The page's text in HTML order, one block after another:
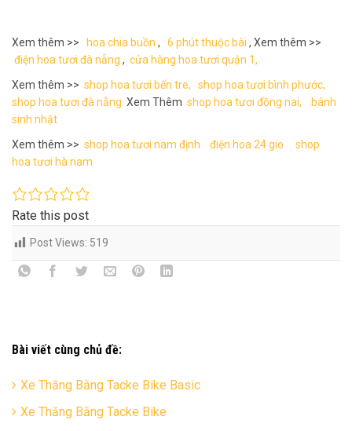
Xem thêm >> hoa chia buồn , 6 phút thuộc bài , Xem thêm >>
điện hoa tươi đà nẵng , cửa hàng hoa tươi quận 1,
Xem thêm >> shop hoa tươi bến tre,
shop hoa tươi bình phước,
shop hoa tươi đà nẵng Xem Thêm shop hoa tươi đồng nai,
bánh
sinh nhật
Xem thêm >> shop hoa tươi nam định điện hoa 24 gio
shop
hoa tươi hà nam
Rate this post
Post Views: 519
Bài viết cùng chủ đề:
Xe Thăng Bằng Tacke Bike Basic
Xe Thăng Bằng Tacke Bike